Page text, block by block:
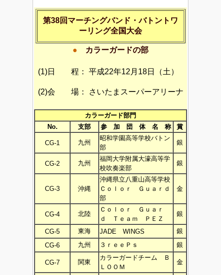
第38回マーチングバンド・バトントワ
ーリング全国大会
● カラーガードの部
(1)日 程： 平成22年12月18日（土）
(2)会 場： さいたまスーパーアリーナ
カラーガード部門
No.
支部 参 加 団 体 名 称 賞
CG-1 九州
昭和学園高等学校バトン
部
銀
CG-2 九州
福岡大学附属大濠高等学
校吹奏楽部
銀
CG-3 沖縄
沖縄県立八重山高等学校
Ｃｏｌｏｒ Ｇｕａｒｄ
部
金
CG-4 北陸
Ｃｏｌｏｒ Ｇｕａｒ
ｄ Ｔｅａｍ ＰＥＺ
銀
CG-5 東海 JADE WINGS
銀
CG-6
九州 ３ｒｅｅＰｓ 銀
CG-7 関東
カラーガードチーム Ｂ
ＬＯＯＭ
金